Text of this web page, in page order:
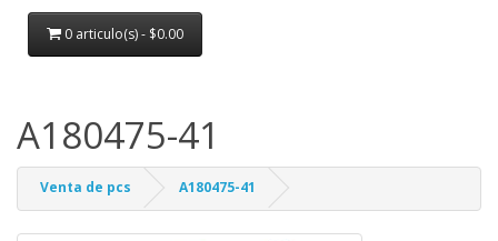
0 articulo(s) - $0.00
A180475-41
Venta de pcs A180475-41